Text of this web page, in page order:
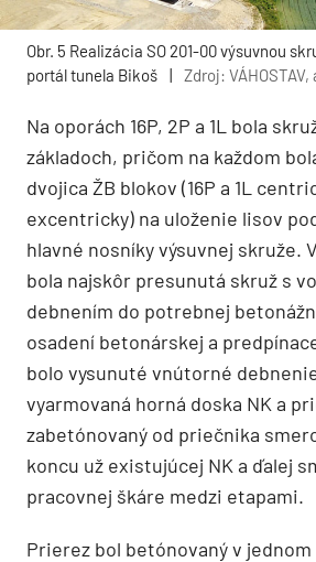
Obr. 5 Realizácia SO 201-00 výsuvnou
portál tunela Bikoš
| Zdroj: VÁHOSTAV,
Na oporách 16P, 2P a 1L bola
základoch, pričom na každom
dvojica ŽB blokov (16P a 1L
excentricky) na uloženie lisov
hlavné nosníky výsuvnej skruže.
bola najskôr presunutá skruž s
debnením do potrebnej
osadení betonárskej a
bolo vysunuté vnútorné
vyarmovaná horná doska NK a
zabetónovaný od priečnika
koncu už existujúcej NK a ďalej
pracovnej škáre medzi etapami.
Prierez bol betónovaný v